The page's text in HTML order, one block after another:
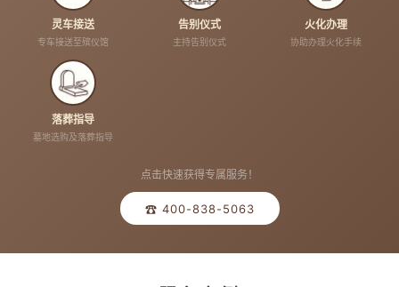
灵车接送
专车接送至殡仪馆
告别仪式
主持告别仪式
火化办理
协助办理火化手续
落葬指导
墓地选购及落葬指导
点击快速获得专属服务！
☎ 400-838-5063